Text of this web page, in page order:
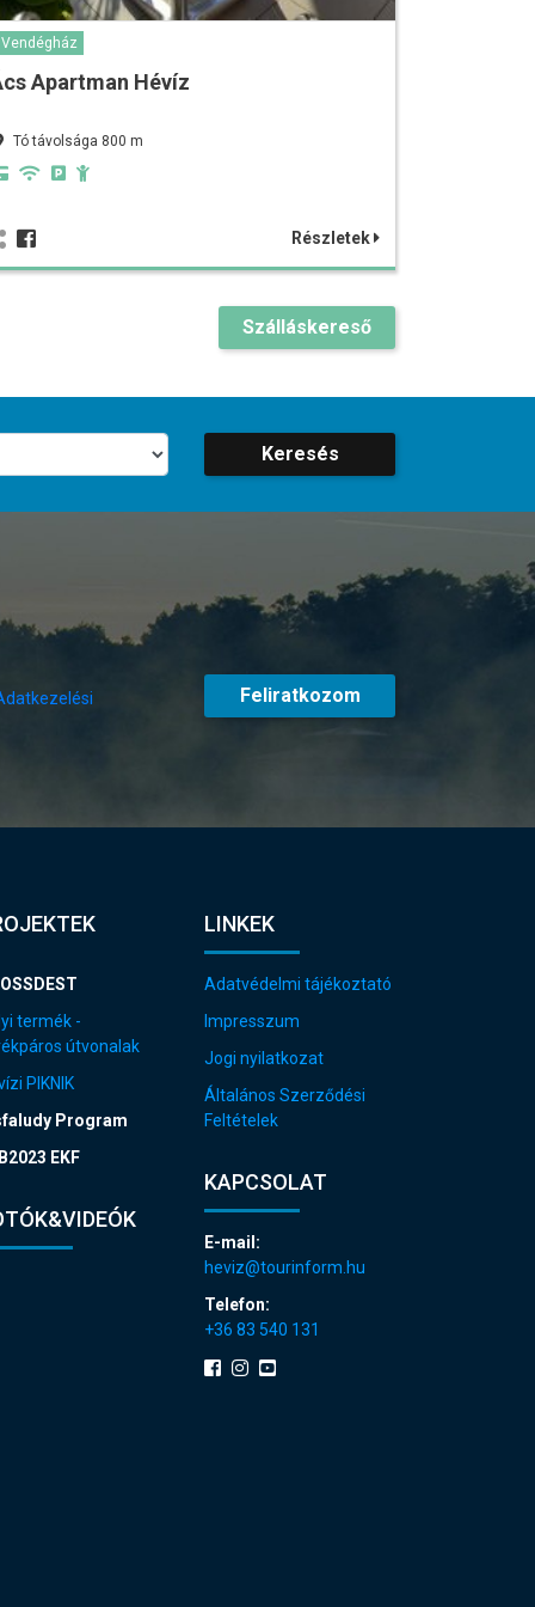
Vendégház
Apartman Hévíz
Tó távolsága 800 m
Részletek
Szálláskereső
Keresés
Feliratkozom
termék -
útvonalak
PIKNIK
Program
EKF
LINKEK
Adatvédelmi tájékoztató
Impresszum
Jogi nyilatkozat
Általános Szerződési
Feltételek
KAPCSOLAT
E-mail:
heviz@tourinform.hu
Telefon:
+36 83 540 131